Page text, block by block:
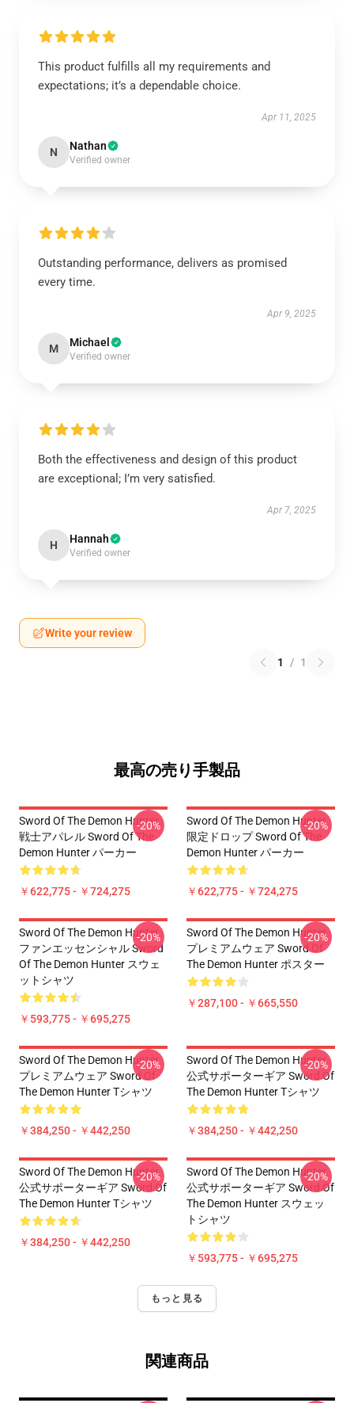
This product fulfills all my requirements and
expectations; it’s a dependable choice.
Apr 11, 2025
N Nathan
Verified owner
Outstanding performance, delivers as promised
every time.
Apr 9, 2025
M Michael
Verified owner
Both the effectiveness and design of this product
are exceptional; I’m very satisfied.
Apr 7, 2025
H Hannah
Verified owner
Write your review
1 / 1
最高の売り手製品
Sword Of The Demon Hunter
戦士アパレル Sword Of The
Demon Hunter パーカー
￥622,775 - ￥724,275
-20%
Sword Of The Demon Hunter
限定ドロップ Sword Of The
Demon Hunter パーカー
￥622,775 - ￥724,275
-20%
Sword Of The Demon Hunter
ファンエッセンシャル Sword
Of The Demon Hunter スウェ
ットシャツ
￥593,775 - ￥695,275
-20%
Sword Of The Demon Hunter
プレミアムウェア Sword Of
The Demon Hunter ポスター
￥287,100 - ￥665,550
-20%
Sword Of The Demon Hunter
プレミアムウェア Sword Of
The Demon Hunter Tシャツ
￥384,250 - ￥442,250
-20%
Sword Of The Demon Hunter
公式サポーターギア Sword Of
The Demon Hunter Tシャツ
￥384,250 - ￥442,250
-20%
Sword Of The Demon Hunter
公式サポーターギア Sword Of
The Demon Hunter Tシャツ
￥384,250 - ￥442,250
-20%
Sword Of The Demon Hunter
公式サポーターギア Sword Of
The Demon Hunter スウェッ
トシャツ
￥593,775 - ￥695,275
-20%
もっと見る
関連商品